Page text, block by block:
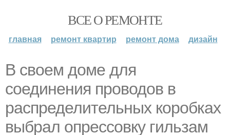
ВСЕ О РЕМОНТЕ
главная ремонт квартир ремонт дома дизайн
В своем доме для
соединения проводов в
распределительных коробках
выбрал опрессовку гильзам